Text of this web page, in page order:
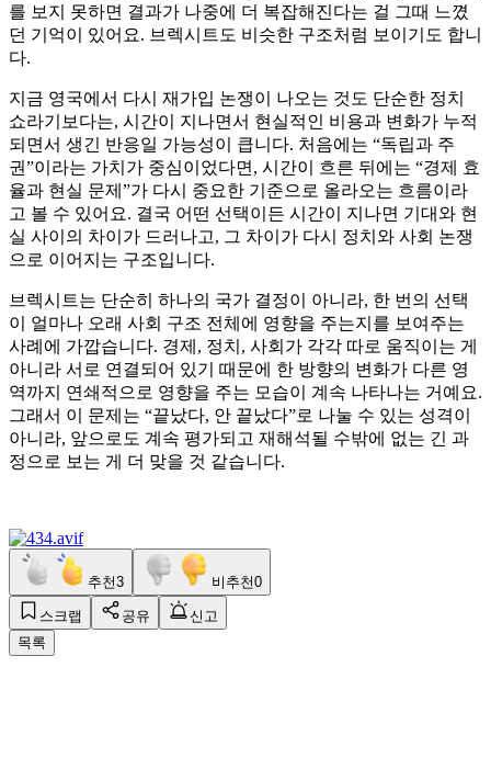
를 보지 못하면 결과가 나중에 더 복잡해진다는 걸 그때 느꼈
던 기억이 있어요. 브렉시트도 비슷한 구조처럼 보이기도 합니
다.
지금 영국에서 다시 재가입 논쟁이 나오는 것도 단순한 정치
쇼라기보다는, 시간이 지나면서 현실적인 비용과 변화가 누적
되면서 생긴 반응일 가능성이 큽니다. 처음에는 “독립과 주
권”이라는 가치가 중심이었다면, 시간이 흐른 뒤에는 “경제 효
율과 현실 문제”가 다시 중요한 기준으로 올라오는 흐름이라
고 볼 수 있어요. 결국 어떤 선택이든 시간이 지나면 기대와 현
실 사이의 차이가 드러나고, 그 차이가 다시 정치와 사회 논쟁
으로 이어지는 구조입니다.
브렉시트는 단순히 하나의 국가 결정이 아니라, 한 번의 선택
이 얼마나 오래 사회 구조 전체에 영향을 주는지를 보여주는
사례에 가깝습니다. 경제, 정치, 사회가 각각 따로 움직이는 게
아니라 서로 연결되어 있기 때문에 한 방향의 변화가 다른 영
역까지 연쇄적으로 영향을 주는 모습이 계속 나타나는 거예요.
그래서 이 문제는 “끝났다, 안 끝났다”로 나눌 수 있는 성격이
아니라, 앞으로도 계속 평가되고 재해석될 수밖에 없는 긴 과
정으로 보는 게 더 맞을 것 같습니다.
추천3 비추천0
스크랩 공유
신고
목록